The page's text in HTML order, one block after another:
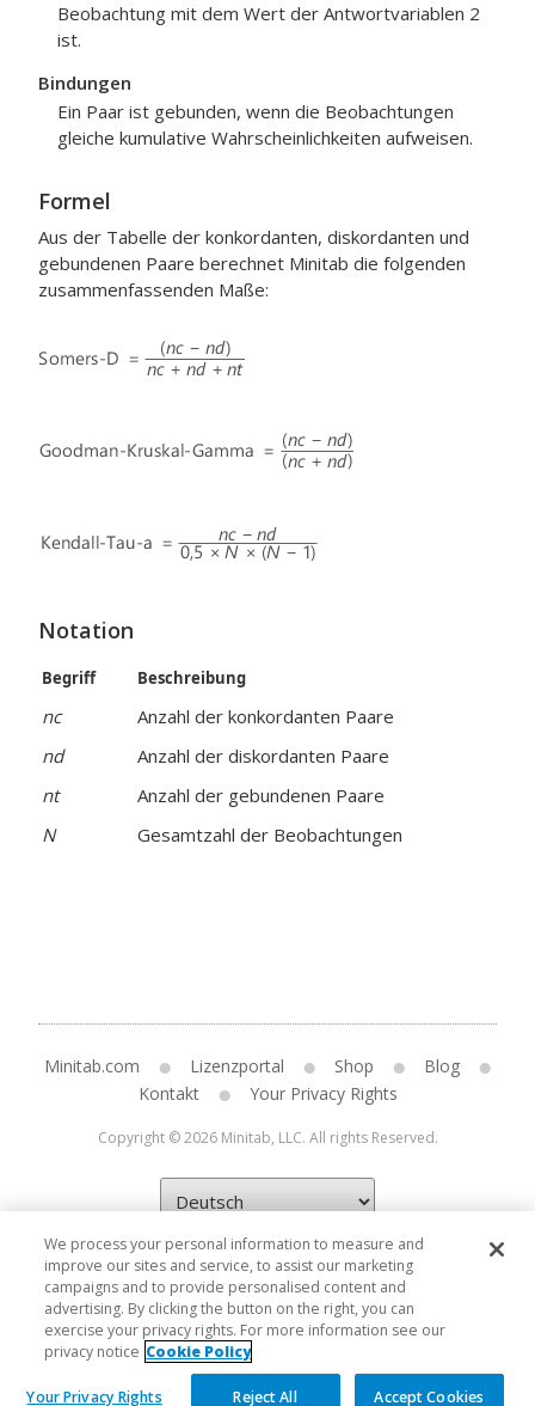
Beobachtung mit dem Wert der Antwortvariablen 2
ist.
Bindungen
Ein Paar ist gebunden, wenn die Beobachtungen
gleiche kumulative Wahrscheinlichkeiten aufweisen.
Formel
Aus der Tabelle der konkordanten, diskordanten und
gebundenen Paare berechnet Minitab die folgenden
zusammenfassenden Maße:
Notation
Begriff Beschreibung
nc
Anzahl der konkordanten Paare
nd
Anzahl der diskordanten Paare
nt
Anzahl der gebundenen Paare
N
Gesamtzahl der Beobachtungen
Minitab.com Lizenzportal Shop
Blog
Kontakt
Your Privacy Rights
Copyright © 2026 Minitab, LLC. All rights Reserved.
We process your personal information to measure and
improve our sites and service, to assist our marketing
campaigns and to provide personalised content and
advertising. By clicking the button on the right, you can
exercise your privacy rights. For more information see our
privacy notice Cookie Policy
Your Privacy Rights Reject All Accept Cookies